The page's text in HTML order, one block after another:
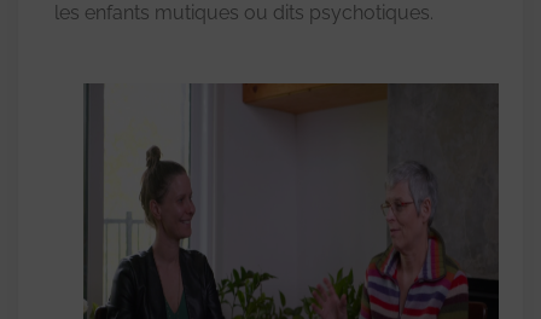
les enfants mutiques ou dits psychotiques.